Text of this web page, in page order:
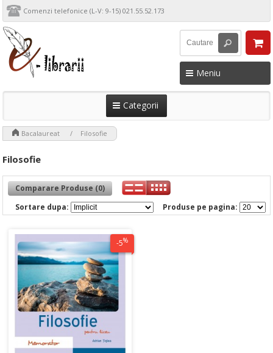
Comenzi telefonice (L-V: 9-15) 021.55.52.173
Meniu
Categorii
Bacalaureat Filosofie
Filosofie
Comparare Produse (0)
Produse pe pagina:
Sortare dupa:
-5%